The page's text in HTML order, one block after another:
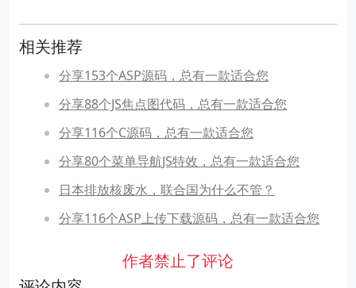
相关推荐
分享153个ASP源码，总有一款适合您
分享88个JS焦点图代码，总有一款适合您
分享116个C源码，总有一款适合您
分享80个菜单导航JS特效，总有一款适合您
日本排放核废水，联合国为什么不管？
分享116个ASP上传下载源码，总有一款适合您
作者禁止了评论